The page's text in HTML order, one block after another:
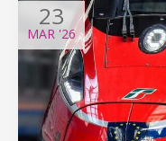
23
MAR '26